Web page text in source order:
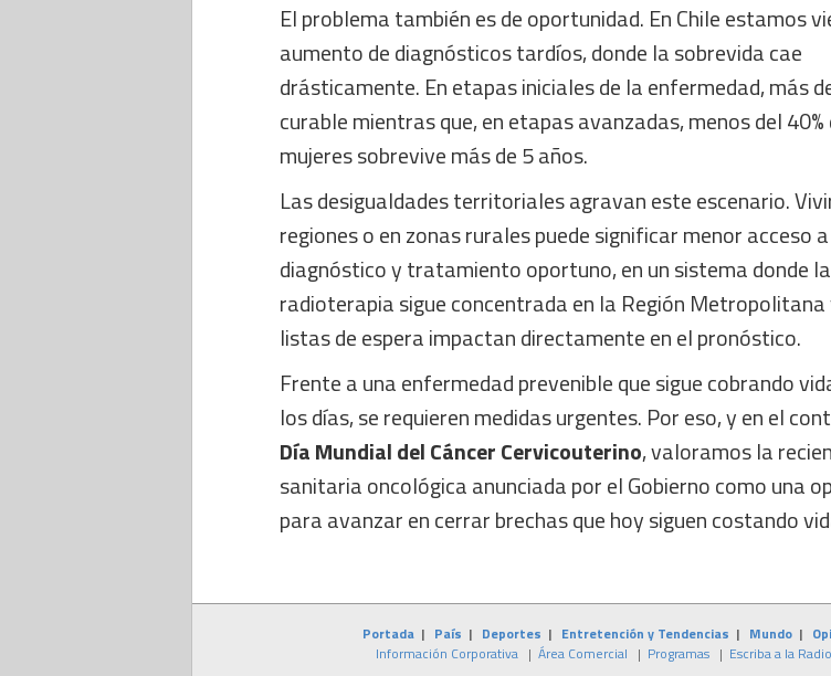
El problema también es de oportunidad. En Chile estamos
aumento de diagnósticos tardíos, donde la sobrevida cae
drásticamente. En etapas iniciales de la enfermedad, más
curable mientras que, en etapas avanzadas, menos del 40%
mujeres sobrevive más de 5 años.
Las desigualdades territoriales agravan este escenario.
regiones o en zonas rurales puede significar menor acceso a
diagnóstico y tratamiento oportuno, en un sistema donde la
radioterapia sigue concentrada en la Región
listas de espera impactan directamente en el pronóstico.
Frente a una enfermedad prevenible que sigue cobrando
los días, se requieren medidas urgentes. Por eso, y en el
Día Mundial del Cáncer Cervicouterino, valoramos la
sanitaria oncológica anunciada por el Gobierno como una
para avanzar en cerrar brechas que hoy siguen costando
Portada| País | Deportes | Entretención y Tendencias | Mundo|
Información Corporativa | Área Comercial | Programas | Escriba a la Radio